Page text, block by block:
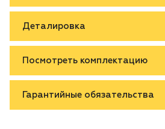
Деталировка
Посмотреть комплектацию
Гарантийные обязательства